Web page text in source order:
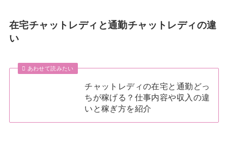
在宅チャットレディと通勤チャットレディの違
い
あわせて読みたい
チャットレディの在宅と通勤どっ
ちが稼げる？仕事内容や収入の違
いと稼ぎ方を紹介